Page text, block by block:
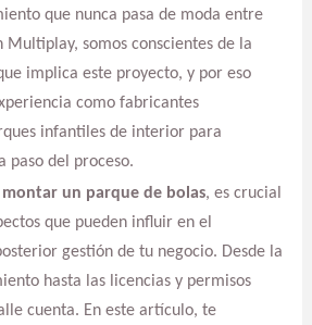
que nunca pasa de moda entre
Multiplay, somos conscientes de la
implica este proyecto, y por eso
como fabricantes
infantiles de interior para
paso del proceso.
montar un parque de bolas, es crucial
que pueden influir en el
gestión de tu negocio. Desde la
hasta las licencias y permisos
cuenta. En este artículo, te